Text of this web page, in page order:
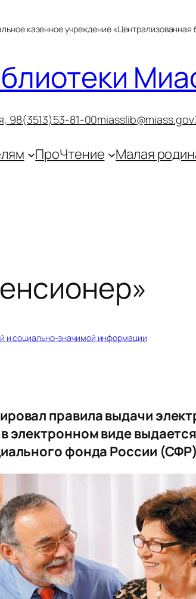
казенное учреждение «Централизованная
98(3513)53-81-00
ПроЧтение Малая
и социально-значимой информации
правила выдачи
электронном виде
фонда России